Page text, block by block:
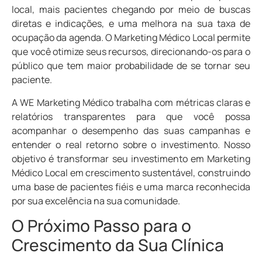
local, mais pacientes chegando por meio de buscas
diretas e indicações, e uma melhora na sua taxa de
ocupação da agenda. O Marketing Médico Local permite
que você otimize seus recursos, direcionando-os para o
público que tem maior probabilidade de se tornar seu
paciente.
A WE Marketing Médico trabalha com métricas claras e
relatórios transparentes para que você possa
acompanhar o desempenho das suas campanhas e
entender o real retorno sobre o investimento. Nosso
objetivo é transformar seu investimento em Marketing
Médico Local em crescimento sustentável, construindo
uma base de pacientes fiéis e uma marca reconhecida
por sua excelência na sua comunidade.
O Próximo Passo para o
Crescimento da Sua Clínica